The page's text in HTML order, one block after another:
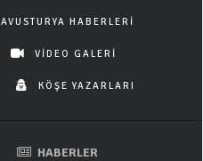
AVUSTURYA HABERLERİ
VİDEO GALERİ
KÖŞE YAZARLARI
HABERLER